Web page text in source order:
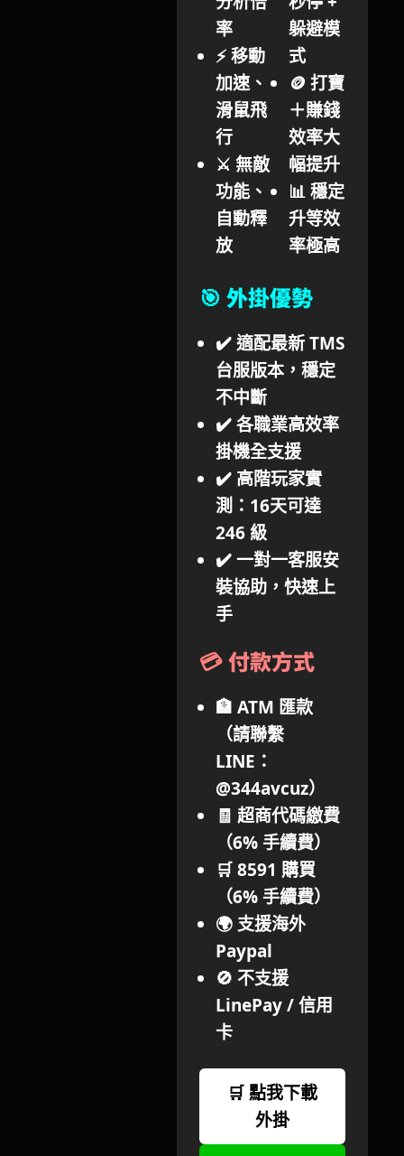
率
⚡ 移動
加速、
滑鼠飛
行
⚔️ 無敵
功能、
自動釋
放
躲避模
式
🪙 打寶
＋賺錢
效率大
幅提升
📊 穩定
升等效
率極高
🎯 外掛優勢
✔️ 適配最新 TMS
台服版本，穩定
不中斷
✔️ 各職業高效率
掛機全支援
✔️ 高階玩家實
測：16天可達
246 級
✔️ 一對一客服安
裝協助，快速上
手
💳 付款方式
🏦 ATM 匯款
（請聯繫
LINE：
@344avcuz）
🧾 超商代碼繳費
（6% 手續費）
🛒 8591 購買
（6% 手續費）
🌍 支援海外
Paypal
🚫 不支援
LinePay / 信用
卡
🛒 點我下載
外掛